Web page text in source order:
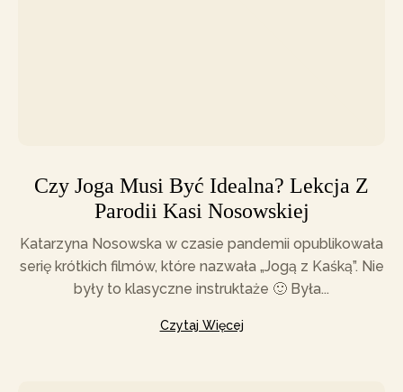
Czy Joga Musi Być Idealna? Lekcja Z
Parodii Kasi Nosowskiej
Katarzyna Nosowska w czasie pandemii opublikowała
serię krótkich filmów, które nazwała „Jogą z Kaśką”. Nie
były to klasyczne instruktaże 🙂 Była...
Czytaj Więcej